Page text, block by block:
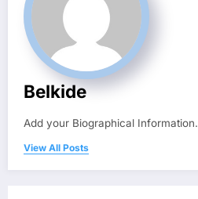
Belkide
Add your Biographical Information.
View All Posts